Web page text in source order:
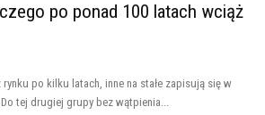
po ponad 100 latach wciąż
po kilku latach, inne na stałe zapisują się w
tej drugiej grupy bez wątpienia...